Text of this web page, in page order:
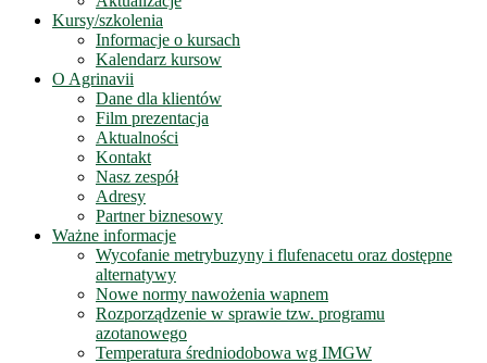
Kursy/szkolenia
Informacje o kursach
Kalendarz kursow
O Agrinavii
Dane dla klientów
Film prezentacja
Aktualności
Kontakt
Nasz zespół
Adresy
Partner biznesowy
Ważne informacje
Wycofanie metrybuzyny i flufenacetu oraz dostępne
alternatywy
Nowe normy nawożenia wapnem
Rozporządzenie w sprawie tzw. programu
azotanowego
Temperatura średniodobowa wg IMGW